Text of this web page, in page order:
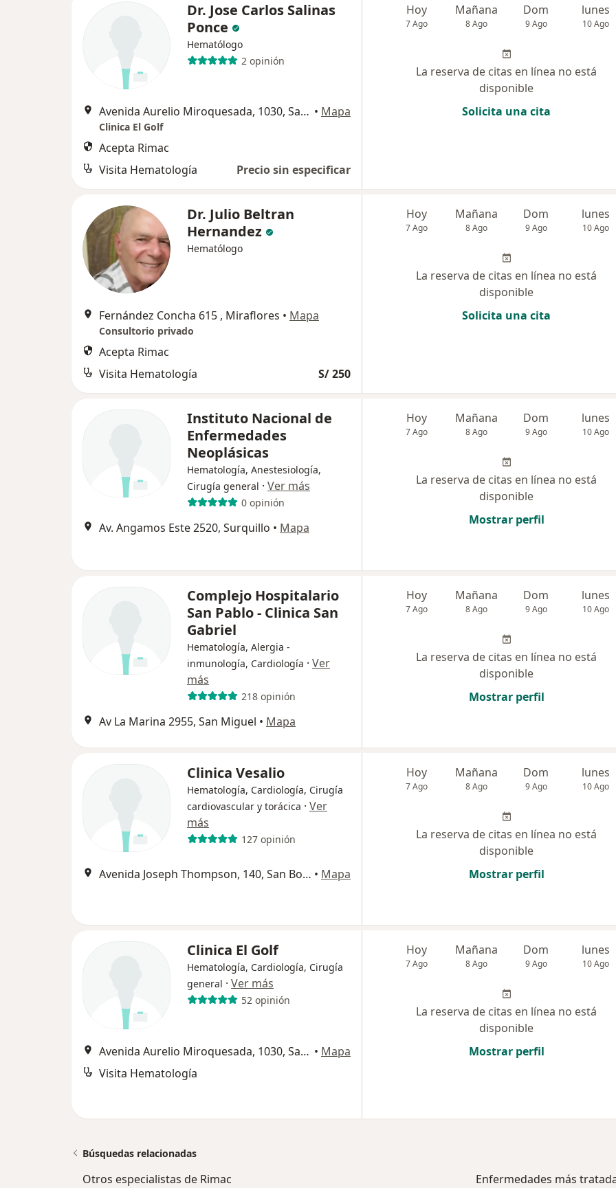
Dr. Jose Carlos Salinas
Ponce
Hematólogo
2 opinión
Avenida Aurelio Miroquesada, 1030, San Isidro • Mapa
Clinica El Golf
Acepta Rimac
Visita Hematología
Precio sin especificar
Hoy
7 Ago
Mañana
8 Ago
Dom
9 Ago
lunes
10 Ago
La reserva de citas en línea no está
disponible
Solicita una cita
Dr. Julio Beltran
Hernandez
Hematólogo
Fernández Concha 615 , Miraflores • Mapa
Consultorio privado
Acepta Rimac
Visita Hematología
S/ 250
Hoy
7 Ago
Mañana
8 Ago
Dom
9 Ago
lunes
10 Ago
La reserva de citas en línea no está
disponible
Solicita una cita
Instituto Nacional de
Enfermedades
Neoplásicas
Hematología, Anestesiología,
Cirugía general · Ver más
0 opinión
Av. Angamos Este 2520, Surquillo • Mapa
Hoy
7 Ago
Mañana
8 Ago
Dom
9 Ago
lunes
10 Ago
La reserva de citas en línea no está
disponible
Mostrar perfil
Complejo Hospitalario
San Pablo - Clinica San
Gabriel
Hematología, Alergia -
inmunología, Cardiología · Ver
más
218 opinión
Av La Marina 2955, San Miguel • Mapa
Hoy
7 Ago
Mañana
8 Ago
Dom
9 Ago
lunes
10 Ago
La reserva de citas en línea no está
disponible
Mostrar perfil
Clinica Vesalio
Hematología, Cardiología, Cirugía
cardiovascular y torácica · Ver
más
127 opinión
Avenida Joseph Thompson, 140, San Borja • Mapa
Hoy
7 Ago
Mañana
8 Ago
Dom
9 Ago
lunes
10 Ago
La reserva de citas en línea no está
disponible
Mostrar perfil
Clinica El Golf
Hematología, Cardiología, Cirugía
general · Ver más
52 opinión
Avenida Aurelio Miroquesada, 1030, San Isidro • Mapa
Visita Hematología
Hoy
7 Ago
Mañana
8 Ago
Dom
9 Ago
lunes
10 Ago
La reserva de citas en línea no está
disponible
Mostrar perfil
Búsquedas relacionadas
Otros especialistas de Rimac
Enfermedades más